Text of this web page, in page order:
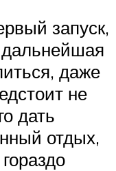
запуск,
дальнейшая
даже
не
дать
отдых,